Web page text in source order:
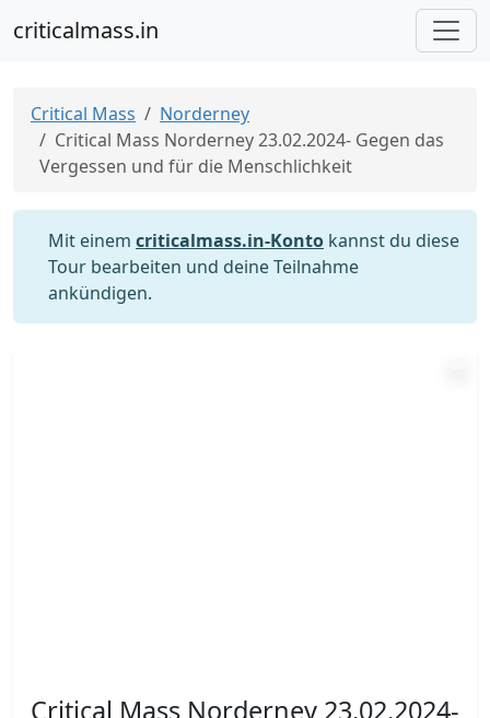
criticalmass.in
Critical Mass
Norderney
Critical Mass Norderney 23.02.2024- Gegen das
Vergessen und für die Menschlichkeit
Mit einem criticalmass.in-Konto kannst du diese
Tour bearbeiten und deine Teilnahme
ankündigen.
Critical Mass Norderney 23.02.2024-